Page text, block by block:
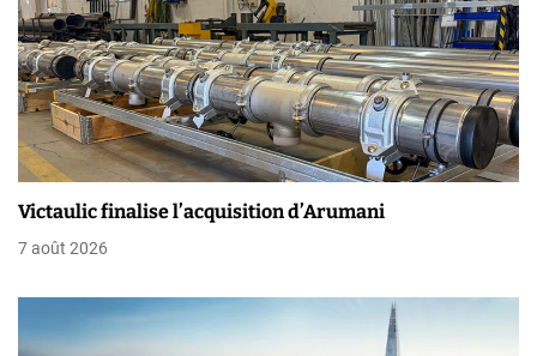
i
o
n
d
e
l
’
a
Victaulic finalise l’acquisition d’Arumani
7 août 2026